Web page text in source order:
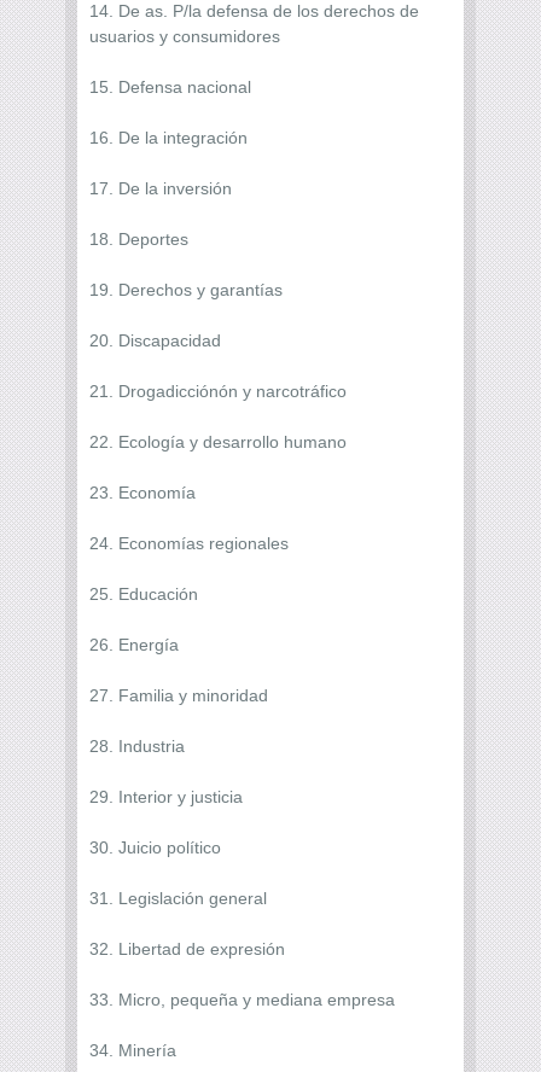
14. De as. P/la defensa de los derechos de
usuarios y consumidores
15. Defensa nacional
16. De la integración
17. De la inversión
18. Deportes
19. Derechos y garantías
20. Discapacidad
21. Drogadicciónón y narcotráfico
22. Ecología y desarrollo humano
23. Economía
24. Economías regionales
25. Educación
26. Energía
27. Familia y minoridad
28. Industria
29. Interior y justicia
30. Juicio político
31. Legislación general
32. Libertad de expresión
33. Micro, pequeña y mediana empresa
34. Minería